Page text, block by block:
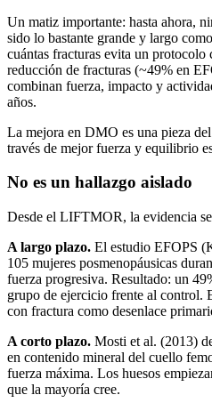
Un matiz importante: hasta ahora,
sido lo bastante grande y largo
cuántas fracturas evita un protocolo
reducción de fracturas (~49% en
combinan fuerza, impacto y
años.
La mejora en DMO es una pieza
través de mejor fuerza y equilibrio
No es un hallazgo aislado
Desde el LIFTMOR, la evidencia
A largo plazo. El estudio EFOPS
105 mujeres posmenopáusicas
fuerza progresiva. Resultado: un
grupo de ejercicio frente al control.
con fractura como desenlace
A corto plazo. Mosti et al. (2013)
en contenido mineral del cuello
fuerza máxima. Los huesos
que la mayoría cree.